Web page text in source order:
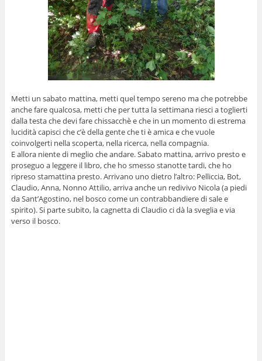
Metti un sabato mattina, metti quel tempo sereno ma che potrebbe
anche fare qualcosa, metti che per tutta la settimana riesci a toglierti
dalla testa che devi fare chissacchè e che in un momento di estrema
lucidità capisci che c’è della gente che ti è amica e che vuole
coinvolgerti nella scoperta, nella ricerca, nella compagnia.
E allora niente di meglio che andare. Sabato mattina, arrivo presto e
proseguo a leggere il libro, che ho smesso stanotte tardi, che ho
ripreso stamattina presto. Arrivano uno dietro l’altro: Pelliccia, Bot,
Claudio, Anna, Nonno Attilio, arriva anche un redivivo Nicola (a piedi
da Sant’Agostino, nel bosco come un contrabbandiere di sale e
spirito). Si parte subito, la cagnetta di Claudio ci dà la sveglia e via
verso il bosco.